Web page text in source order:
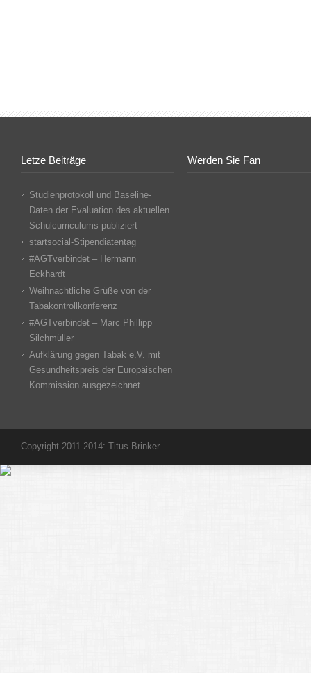
Letze Beiträge
Studienprotokoll und Baseline-
Daten der Evaluation des aktuellen
Schulcurriculums publiziert
startsocial-Stipendiatentag
#AGTverbindet – Hermann
Eckhardt
Weihnachtliche Grüße von der
Tabakontrollkonferenz
#AGTverbindet – Marc Phillipp
Silchmüller
Aufklärung gegen Tabak e.V. mit
Gesundheitspreis der Europäischen
Kommission ausgezeichnet
Werden Sie Fan
Copyright 2011-2014: Titus Brinker